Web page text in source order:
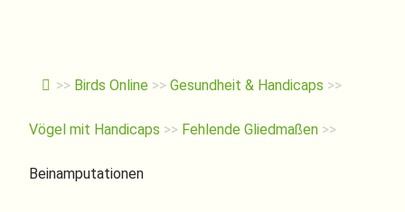
>> Birds Online >> Gesundheit & Handicaps >>
Vögel mit Handicaps >> Fehlende Gliedmaßen >>
Beinamputationen